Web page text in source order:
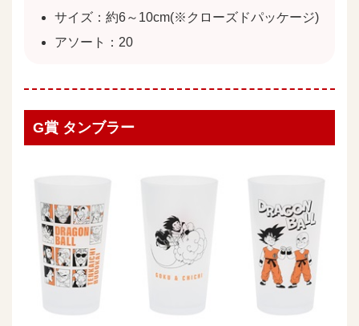
サイズ：約6～10cm(※クローズドパッケージ)
アソート：20
G賞 タンブラー